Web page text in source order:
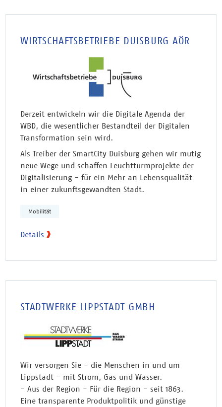
WIRTSCHAFTSBETRIEBE DUISBURG AÖR
Derzeit entwickeln wir die Digitale Agenda der
WBD, die wesentlicher Bestandteil der Digitalen
Transformation sein wird.
Als Treiber der SmartCity Duisburg gehen wir mutig
neue Wege und schaffen Leuchtturmprojekte der
Digitalisierung - für ein Mehr an Lebensqualität
in einer zukunftsgewandten Stadt.
Mobilität
Details
STADTWERKE LIPPSTADT GMBH
Wir versorgen Sie - die Menschen in und um
Lippstadt - mit Strom, Gas und Wasser.
- Aus der Region - Für die Region - seit 1863.
Eine transparente Produktpolitik und günstige